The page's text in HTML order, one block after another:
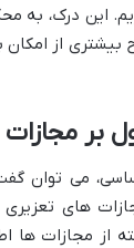
این درک، به
بیشتری از
بر
می توان
های
از مجازات ها